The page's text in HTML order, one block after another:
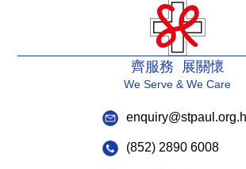
齊服務 展關懷
We Serve & We Care
(852) 2890 6008